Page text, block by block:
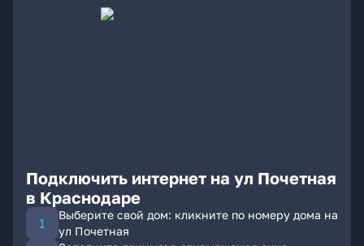
Подключить интернет на ул Почетная
в Краснодаре
Выберите свой дом: кликните по номеру дома на
ул Почетная